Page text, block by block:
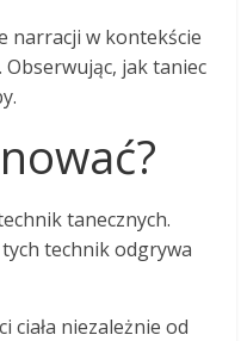
narracji w kontekście
jak taniec
tanecznych.
tych technik odgrywa
niezależnie od